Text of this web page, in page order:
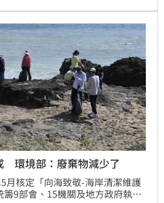
環境部：廢棄物減少了
月核定「向海致敬-海岸清潔維護
籌9部會、15機關及地方政府執